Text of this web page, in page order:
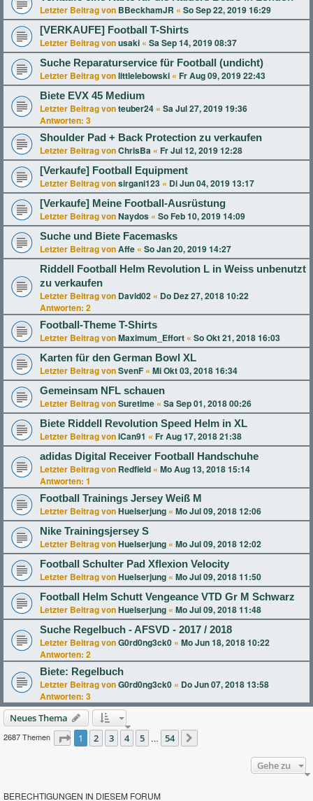
Letzter Beitrag von BBeckhamJR « So Sep 22, 2019 16:29
[VERKAUFE] Football T-Shirts
Letzter Beitrag vonusaki « Sa Sep 14, 2019 08:37
Suche Reparaturservice für Football (undicht)
Letzter Beitrag vonlittlelebowski « Fr Aug 09, 2019 22:43
Biete EVX 45 Medium
Letzter Beitrag vonteuber24 « Sa Jul 27, 2019 19:36
Antworten: 3
Shoulder Pad + Back Protection zu verkaufen
Letzter Beitrag vonChrisBa « Fr Jul 12, 2019 12:28
[Verkaufe] Football Equipment
Letzter Beitrag vonsirgani123 « Di Jun 04, 2019 13:17
[Verkaufe] Meine Football-Ausrüstung
Letzter Beitrag vonNaydos « So Feb 10, 2019 14:09
Suche und Biete Facemasks
Letzter Beitrag vonAffe « So Jan 20, 2019 14:27
Riddell Football Helm Revolution L in Weiss unbenutzt
zu verkaufen
Letzter Beitrag von David02 « Do Dez 27, 2018 10:22
Antworten: 2
Football-Theme T-Shirts
Letzter Beitrag vonMaximum_Effort « So Okt 21, 2018 16:03
Karten für den German Bowl XL
Letzter Beitrag vonSvenF « Mi Okt 03, 2018 16:34
Gemeinsam NFL schauen
Letzter Beitrag vonSuretime « Sa Sep 01, 2018 00:26
Biete Riddell Revolution Speed Helm in XL
Letzter Beitrag voniCan91 « Fr Aug 17, 2018 21:38
adidas Digital Receiver Football Handschuhe
Letzter Beitrag von Redfield « Mo Aug 13, 2018 15:14
Antworten: 1
Football Trainings Jersey Weiß M
Letzter Beitrag vonHuelserjung « Mo Jul 09, 2018 12:06
Nike Trainingsjersey S
Letzter Beitrag vonHuelserjung « Mo Jul 09, 2018 12:02
Football Schulter Pad Xflexion Velocity
Letzter Beitrag vonHuelserjung « Mo Jul 09, 2018 11:50
Football Helm Schutt Vengeance VTD Gr M Schwarz
Letzter Beitrag vonHuelserjung « Mo Jul 09, 2018 11:48
Suche Regelbuch - AFSVD - 2017 / 2018
Letzter Beitrag vonG0rd0ng3ck0 « Mo Jun 18, 2018 10:22
Antworten: 2
Biete: Regelbuch
Letzter Beitrag vonG0rd0ng3ck0 « Do Jun 07, 2018 13:58
Antworten: 3
Neues Thema
2687 Themen Seite1 von 54
1 2 3 4 5 … 54
Gehe zu
BERECHTIGUNGEN IN DIESEM FORUM